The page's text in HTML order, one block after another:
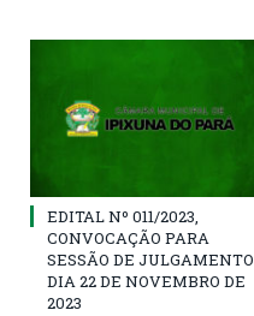
EDITAL Nº 011/2023,
CONVOCAÇÃO PARA
SESSÃO DE JULGAMENTO
DIA 22 DE NOVEMBRO DE
2023